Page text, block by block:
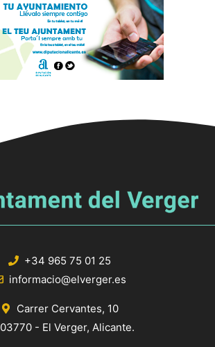
+34 965 75 01 25
informacio@elverger.es
Carrer Cervantes, 10
03770 - El Verger, Alicante.